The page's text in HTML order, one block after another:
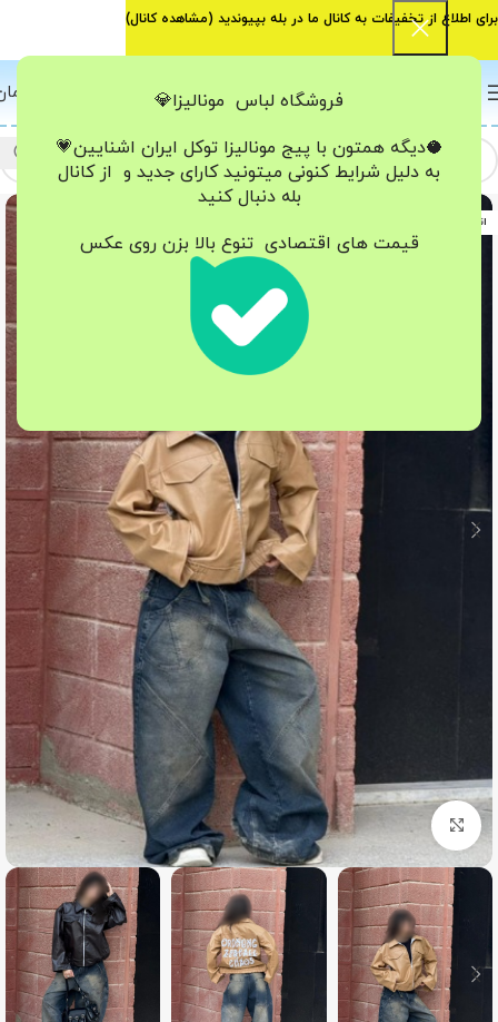
فروشگاه لباس مونالیزا💎
🥥دیگه همتون با پیج مونالیزا تو‌کل ایران اشنایین💗
به دلیل شرایط کنونی میتونید کارای جدید و از کانال
بله دنبال کنید
قیمت های اقتصادی تنوع بالا بزن روی عکس
اتمام موجودی
بزرگنمایی تصویر
برای اطلاع از تخفیفات به کانال ما در بله بپیوندید (مشاهده کانال)